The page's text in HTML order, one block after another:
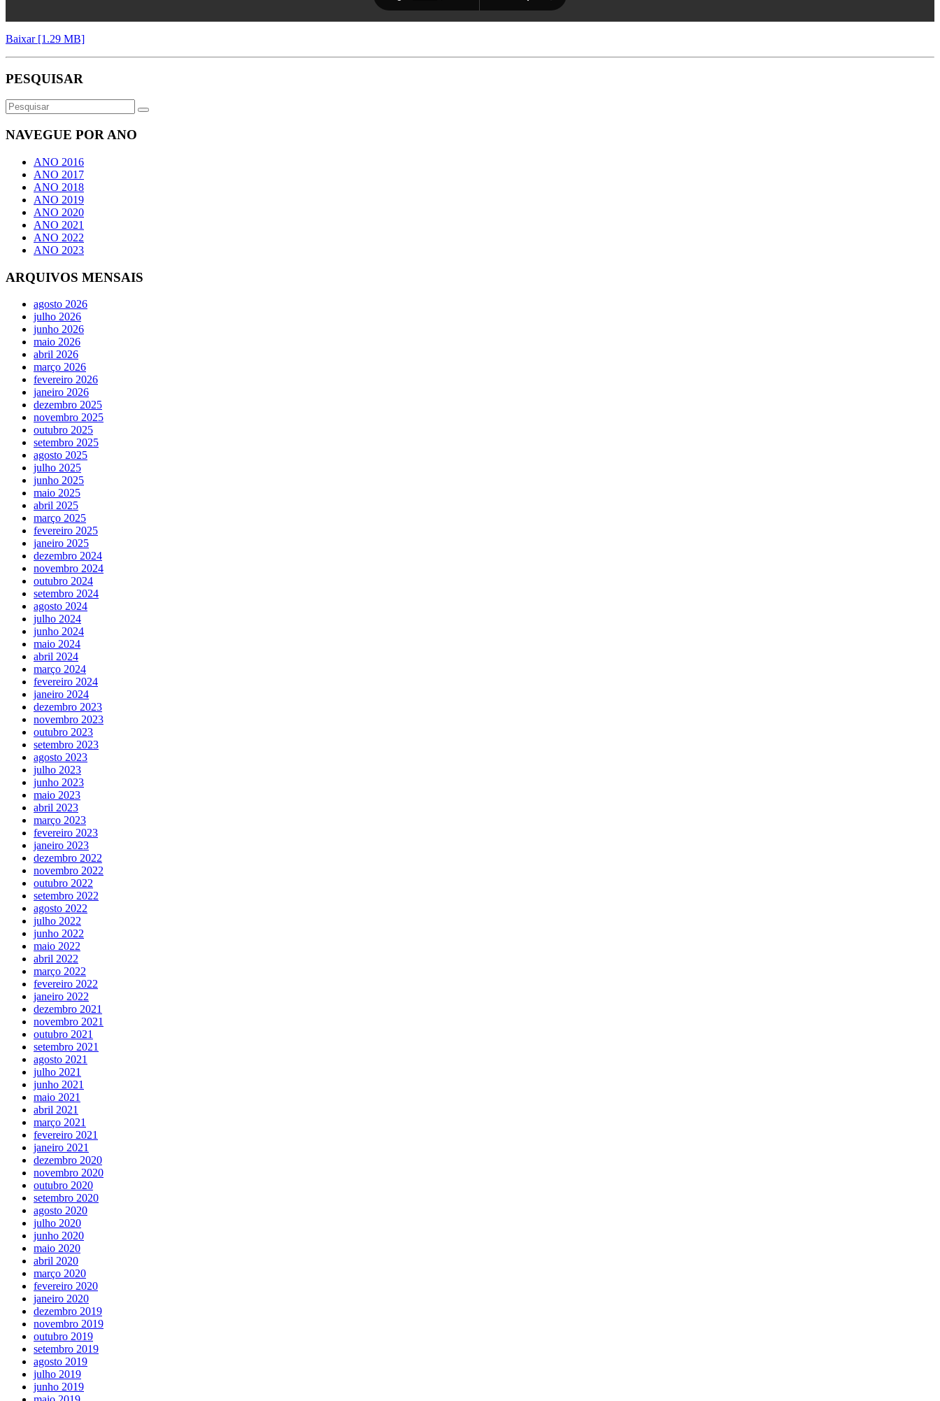
Baixar [1.29 MB]
PESQUISAR
NAVEGUE POR ANO
ANO 2016
ANO 2017
ANO 2018
ANO 2019
ANO 2020
ANO 2021
ANO 2022
ANO 2023
ARQUIVOS MENSAIS
agosto 2026
julho 2026
junho 2026
maio 2026
abril 2026
março 2026
fevereiro 2026
janeiro 2026
dezembro 2025
novembro 2025
outubro 2025
setembro 2025
agosto 2025
julho 2025
junho 2025
maio 2025
abril 2025
março 2025
fevereiro 2025
janeiro 2025
dezembro 2024
novembro 2024
outubro 2024
setembro 2024
agosto 2024
julho 2024
junho 2024
maio 2024
abril 2024
março 2024
fevereiro 2024
janeiro 2024
dezembro 2023
novembro 2023
outubro 2023
setembro 2023
agosto 2023
julho 2023
junho 2023
maio 2023
abril 2023
março 2023
fevereiro 2023
janeiro 2023
dezembro 2022
novembro 2022
outubro 2022
setembro 2022
agosto 2022
julho 2022
junho 2022
maio 2022
abril 2022
março 2022
fevereiro 2022
janeiro 2022
dezembro 2021
novembro 2021
outubro 2021
setembro 2021
agosto 2021
julho 2021
junho 2021
maio 2021
abril 2021
março 2021
fevereiro 2021
janeiro 2021
dezembro 2020
novembro 2020
outubro 2020
setembro 2020
agosto 2020
julho 2020
junho 2020
maio 2020
abril 2020
março 2020
fevereiro 2020
janeiro 2020
dezembro 2019
novembro 2019
outubro 2019
setembro 2019
agosto 2019
julho 2019
junho 2019